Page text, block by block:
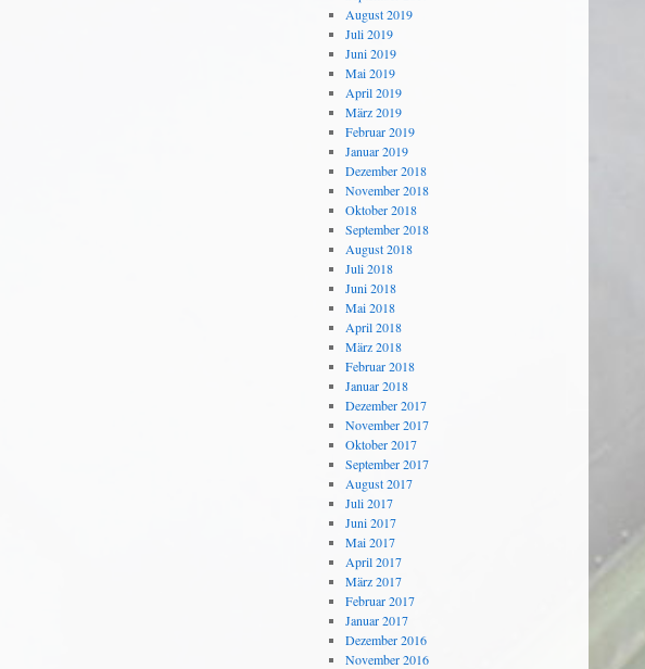
August 2019
Juli 2019
Juni 2019
Mai 2019
April 2019
März 2019
Februar 2019
Januar 2019
Dezember 2018
November 2018
Oktober 2018
September 2018
August 2018
Juli 2018
Juni 2018
Mai 2018
April 2018
März 2018
Februar 2018
Januar 2018
Dezember 2017
November 2017
Oktober 2017
September 2017
August 2017
Juli 2017
Juni 2017
Mai 2017
April 2017
März 2017
Februar 2017
Januar 2017
Dezember 2016
November 2016